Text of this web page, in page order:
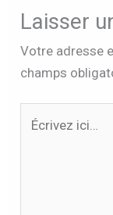
Laisser
Votre adresse
champs